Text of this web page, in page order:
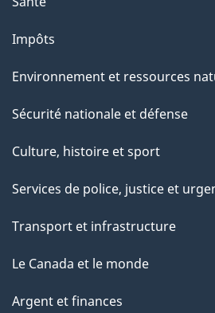
Impôts
Environnement et ressources
Sécurité nationale et défense
Culture, histoire et sport
Services de police, justice et
Transport et infrastructure
Le Canada et le monde
Argent et finances